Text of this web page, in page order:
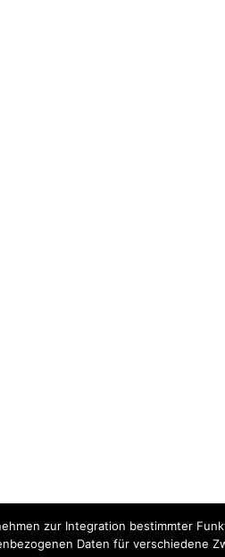
zur Integration bestimmter
Daten für verschiedene